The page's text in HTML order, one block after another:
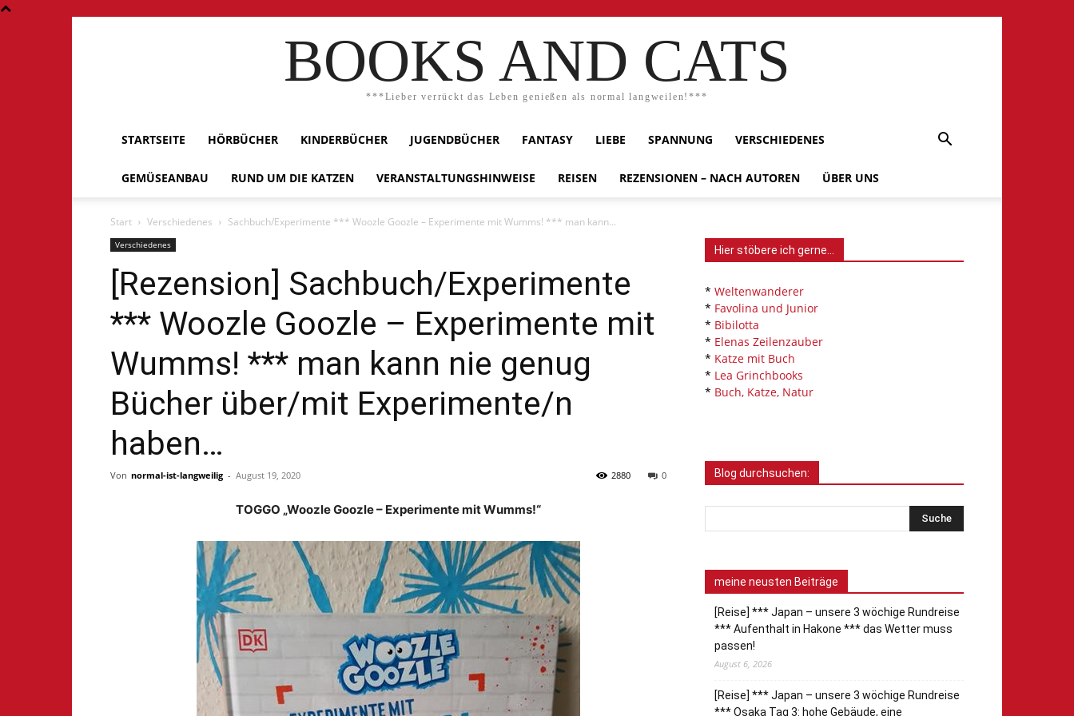
BOOKS AND CATS
***Lieber verrückt das Leben genießen als normal langweilen!***
STARTSEITE HÖRBÜCHER KINDERBÜCHER JUGENDBÜCHER FANTASY LIEBE SPANNUNG VERSCHIEDENES
GEMÜSEANBAU RUND UM DIE KATZEN VERANSTALTUNGSHINWEISE REISEN REZENSIONEN – NACH AUTOREN ÜBER UNS
Start Verschiedenes Sachbuch/Experimente *** Woozle Goozle – Experimente mit Wumms! *** man kann...
Verschiedenes
[Rezension] Sachbuch/Experimente
*** Woozle Goozle – Experimente mit
Wumms! *** man kann nie genug
Bücher über/mit Experimente/n
haben…
Von normal-ist-langweilig - August 19, 2020 0
2880
TOGGO „Woozle Goozle – Experimente mit Wumms!“
Hier stöbere ich gerne…
* Weltenwanderer
* Favolina und Junior
* Bibilotta
* Elenas Zeilenzauber
* Katze mit Buch
* Lea Grinchbooks
* Buch, Katze, Natur
Blog durchsuchen:
meine neusten Beiträge
[Reise] *** Japan – unsere 3 wöchige Rundreise
*** Aufenthalt in Hakone *** das Wetter muss
passen!
August 6, 2026
[Reise] *** Japan – unsere 3 wöchige Rundreise
*** Osaka Tag 3: hohe Gebäude, eine